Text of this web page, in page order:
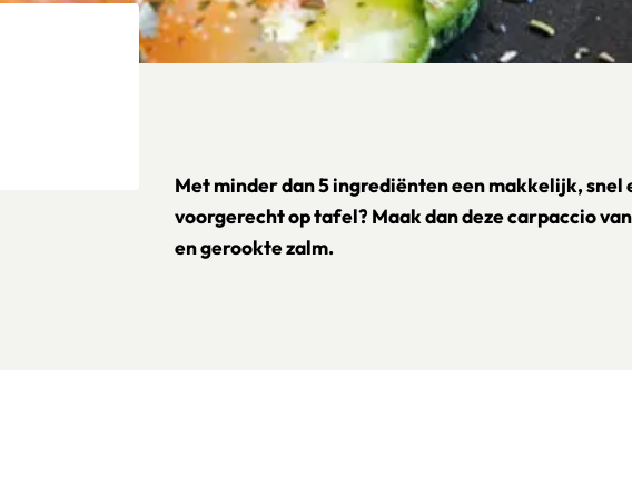
Met minder dan 5 ingrediënten een makkelijk,
voorgerecht op tafel? Maak dan deze carpaccio
en gerookte zalm.